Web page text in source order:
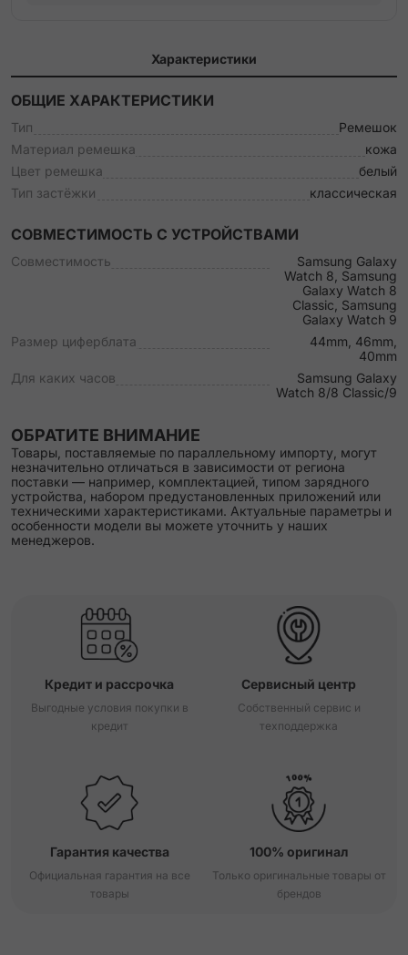
Характеристики
ОБЩИЕ ХАРАКТЕРИСТИКИ
Тип
Ремешок
Материал ремешка
кожа
Цвет ремешка
белый
Тип застёжки
классическая
СОВМЕСТИМОСТЬ С УСТРОЙСТВАМИ
Совместимость
Samsung Galaxy
Watch 8, Samsung
Galaxy Watch 8
Classic, Samsung
Galaxy Watch 9
Размер циферблата
44mm, 46mm,
40mm
Для каких часов
Samsung Galaxy
Watch 8/8 Classic/9
ОБРАТИТЕ ВНИМАНИЕ
Товары, поставляемые по параллельному импорту, могут
незначительно отличаться в зависимости от региона
поставки — например, комплектацией, типом зарядного
устройства, набором предустановленных приложений или
техническими характеристиками. Актуальные параметры и
особенности модели вы можете уточнить у наших
менеджеров.
Кредит и рассрочка
Выгодные условия покупки в
кредит
Сервисный центр
Собственный сервис и
техподдержка
Гарантия качества
Официальная гарантия на все
товары
100% оригинал
Только оригинальные товары от
брендов